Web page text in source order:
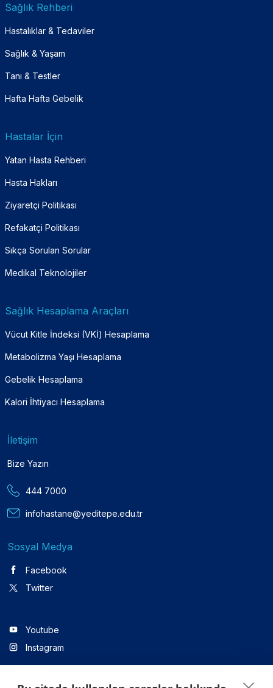
Sağlık Rehberi
Hastalıklar & Tedaviler
Sağlık & Yaşam
Tanı & Testler
Hafta Hafta Gebelik
Hastalar İçin
Yatan Hasta Rehberi
Hasta Hakları
Ziyaretçi Politikası
Refakatçi Politikası
Sıkça Sorulan Sorular
Medikal Teknolojiler
Sağlık Hesaplama Araçları
Vücut Kitle İndeksi (VKİ) Hesaplama
Metabolizma Yaşı Hesaplama
Gebelik Hesaplama
Kalori İhtiyacı Hesaplama
İletişim
Bize Yazın
444 7000
infohastane@yeditepe.edu.tr
Sosyal Medya
Facebook
Twitter
Youtube
Instagram